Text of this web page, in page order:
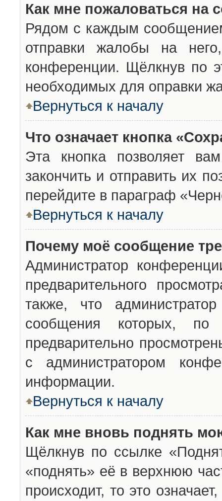
Как мне пожаловаться на
Рядом с каждым
отправки жалобы на
конференции. Щёлкнув по
необходимых для оправки
Вернуться к началу
Что означает кнопка
Эта кнопка позволяет
закончить и отправить их
перейдите в параграф
Вернуться к началу
Почему моё сообщение
Администратор
предварительного
также, что
сообщения которых,
предварительно
с администратором
информации.
Вернуться к началу
Как мне вновь поднять
Щёлкнув по ссылке
«поднять» её в верхнюю
происходит, то это